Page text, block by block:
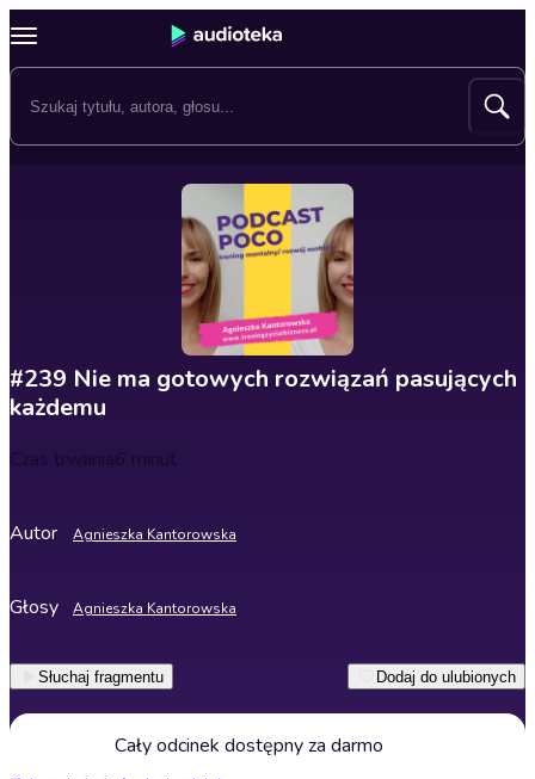
#239 Nie ma gotowych rozwiązań pasujących
każdemu
Czas trwania6 minut
Autor Agnieszka Kantorowska
Głosy Agnieszka Kantorowska
Słuchaj fragmentu Dodaj do ulubionych
Cały odcinek dostępny za darmo